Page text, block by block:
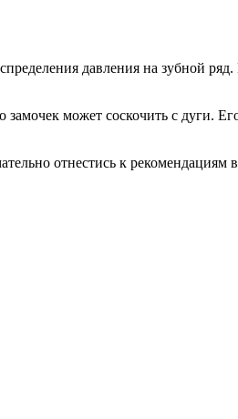
давления на зубной
может соскочить с дуги.
отнестись к